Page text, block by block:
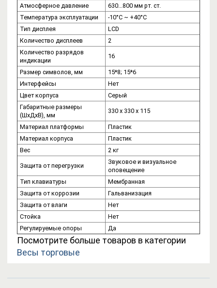
Атмосферное давление
630...800 мм рт. ст.
Температура эксплуатации
-10°C ~ +40°C
Тип дисплея
LCD
Количество дисплеев
2
Количество разрядов
индикации
16
Размер символов, мм
15*8; 15*6
Интерфейсы
Нет
Цвет корпуса
Серый
Габаритные размеры
(ШхДхВ), мм
330 x 330 x 115
Материал платформы
Пластик
Материал корпуса
Пластик
Вес
2 кг
Защита от перегрузки
Звуковое и визуальное
оповещение
Тип клавиатуры
Мембранная
Защита от коррозии
Гальванизация
Защита от влаги
Нет
Стойка
Нет
Регулируемые опоры
Да
Посмотрите больше товаров в категории
Весы торговые